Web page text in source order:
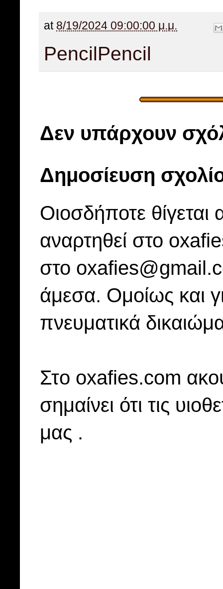
at 8/19/2024 09:00:00 μ.μ.
PencilPencil
Δεν υπάρχουν
Δημοσίευση
Οιοσδήποτε
αναρτηθεί στο
στο
άμεσα. Ομοίως και
πνευματικά
Στo oxafies.com
σημαίνει ότι τις
μας .